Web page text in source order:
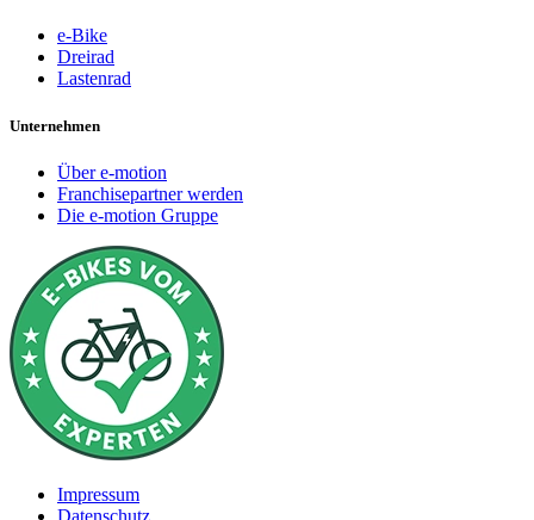
e-Bike
Dreirad
Lastenrad
Unternehmen
Über e-motion
Franchisepartner werden
Die e-motion Gruppe
Impressum
Datenschutz